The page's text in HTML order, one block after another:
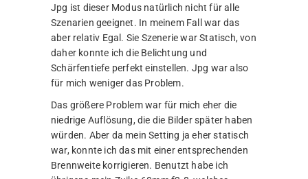
Jpg ist dieser Modus natürlich nicht für alle
Szenarien geeignet. In meinem Fall war das
aber relativ Egal. Sie Szenerie war Statisch, von
daher konnte ich die Belichtung und
Schärfentiefe perfekt einstellen. Jpg war also
für mich weniger das Problem.
Das größere Problem war für mich eher die
niedrige Auflösung, die die Bilder später haben
würden. Aber da mein Setting ja eher statisch
war, konnte ich das mit einer entsprechenden
Brennweite korrigieren. Benutzt habe ich